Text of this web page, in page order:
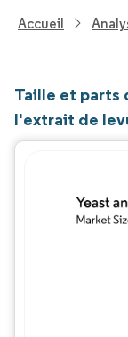
Accueil
Taille et parts
l'extrait de